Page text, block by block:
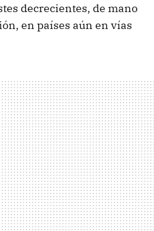
decrecientes, de mano
en países aún en vías